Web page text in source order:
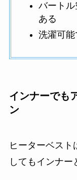
バート
ある
洗濯可
インナーでも
ン
ヒーターベスト
してもインナー